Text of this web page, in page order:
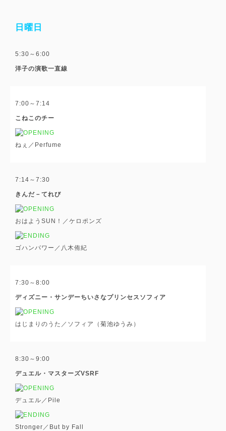
日曜日
5:30～6:00
洋子の演歌一直線
7:00～7:14
こねこのチー
ねぇ／Perfume
7:14～7:30
きんだ－てれび
おはようSUN！／ケロポンズ
ゴハンパワー／八木侑紀
7:30～8:00
ディズニー・サンデーちいさなプリンセスソフィア
はじまりのうた／ソフィア（菊池ゆうみ）
8:30～9:00
デュエル・マスターズVSRF
デュエル／Pile
Stronger／But by Fall